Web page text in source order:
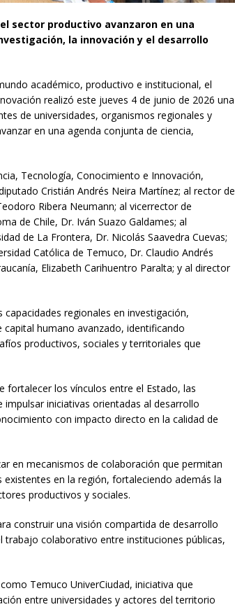
sector productivo avanzaron en una
la innovación y el desarrollo
académico, productivo e institucional, el
realizó este jueves 4 de junio de 2026 una
de universidades, organismos regionales y
en una agenda conjunta de ciencia,
Tecnología, Conocimiento e Innovación,
Cristián Andrés Neira Martínez; al rector de
Ribera Neumann; al vicerrector de
de Chile, Dr. Iván Suazo Galdames; al
de La Frontera, Dr. Nicolás Saavedra Cuevas;
Católica de Temuco, Dr. Claudio Andrés
Elizabeth Carihuentro Paralta; y al director
regionales en investigación,
humano avanzado, identificando
productivos, sociales y territoriales que
fortalecer los vínculos entre el Estado, las
iniciativas orientadas al desarrollo
con impacto directo en la calidad de
en mecanismos de colaboración que permitan
en la región, fortaleciendo además la
productivos y sociales.
construir una visión compartida de desarrollo
trabajo colaborativo entre instituciones públicas,
Temuco UniverCiudad, iniciativa que
entre universidades y actores del territorio